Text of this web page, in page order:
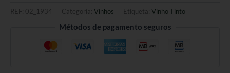
REF: 02_1934 Categoria: Vinhos Etiqueta: Vinho Tinto
Métodos de pagamento seguros